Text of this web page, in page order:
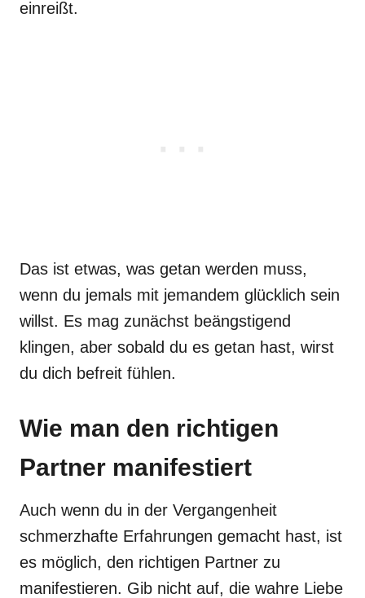
einreißt.
Das ist etwas, was getan werden muss,
wenn du jemals mit jemandem glücklich sein
willst. Es mag zunächst beängstigend
klingen, aber sobald du es getan hast, wirst
du dich befreit fühlen.
Wie man den richtigen
Partner manifestiert
Auch wenn du in der Vergangenheit
schmerzhafte Erfahrungen gemacht hast, ist
es möglich, den richtigen Partner zu
manifestieren. Gib nicht auf, die wahre Liebe